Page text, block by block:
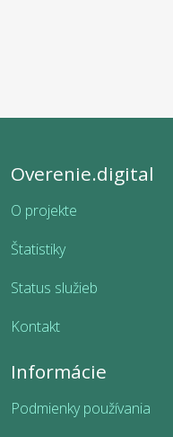
Overenie.digital
O projekte
Štatistiky
Status služieb
Kontakt
Informácie
Podmienky používania